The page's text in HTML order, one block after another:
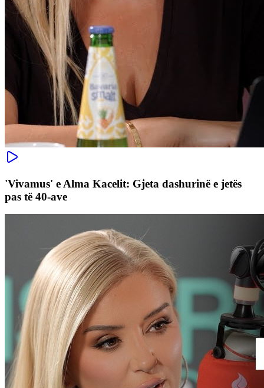
'Vivamus' e Alma Kacelit: Gjeta dashurinë e jetës
pas të 40-ave